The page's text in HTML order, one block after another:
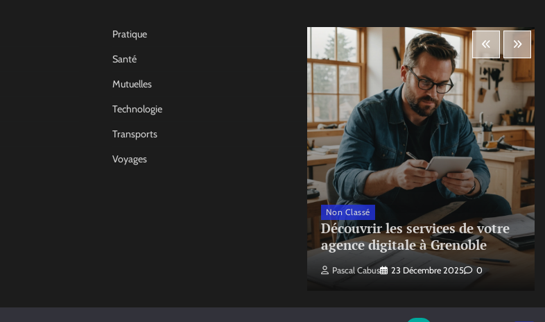
Pratique
Santé
Mutuelles
Technologie
Transports
Voyages
Non Classé
Découvrir les services de votre
agence digitale à Grenoble
Pascal Cabus 23 Décembre 2025 0